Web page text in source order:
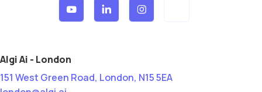
Algi Ai - London
151 West Green Road, London, N15 5EA